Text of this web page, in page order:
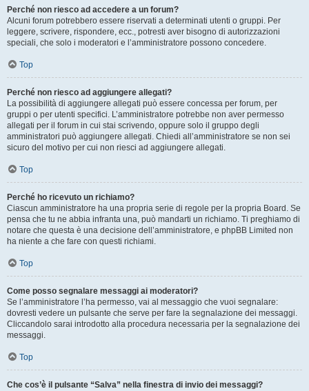
Perché non riesco ad accedere a un forum?
Alcuni forum potrebbero essere riservati a determinati utenti o gruppi. Per
leggere, scrivere, rispondere, ecc., potresti aver bisogno di autorizzazioni
speciali, che solo i moderatori e l’amministratore possono concedere.
Top
Perché non riesco ad aggiungere allegati?
La possibilità di aggiungere allegati può essere concessa per forum, per
gruppi o per utenti specifici. L’amministratore potrebbe non aver permesso
allegati per il forum in cui stai scrivendo, oppure solo il gruppo degli
amministratori può aggiungere allegati. Chiedi all’amministratore se non sei
sicuro del motivo per cui non riesci ad aggiungere allegati.
Top
Perché ho ricevuto un richiamo?
Ciascun amministratore ha una propria serie di regole per la propria Board. Se
pensa che tu ne abbia infranta una, può mandarti un richiamo. Ti preghiamo di
notare che questa è una decisione dell’amministratore, e phpBB Limited non
ha niente a che fare con questi richiami.
Top
Come posso segnalare messaggi ai moderatori?
Se l’amministratore l’ha permesso, vai al messaggio che vuoi segnalare:
dovresti vedere un pulsante che serve per fare la segnalazione dei messaggi.
Cliccandolo sarai introdotto alla procedura necessaria per la segnalazione dei
messaggi.
Top
Che cos’è il pulsante “Salva” nella finestra di invio dei messaggi?